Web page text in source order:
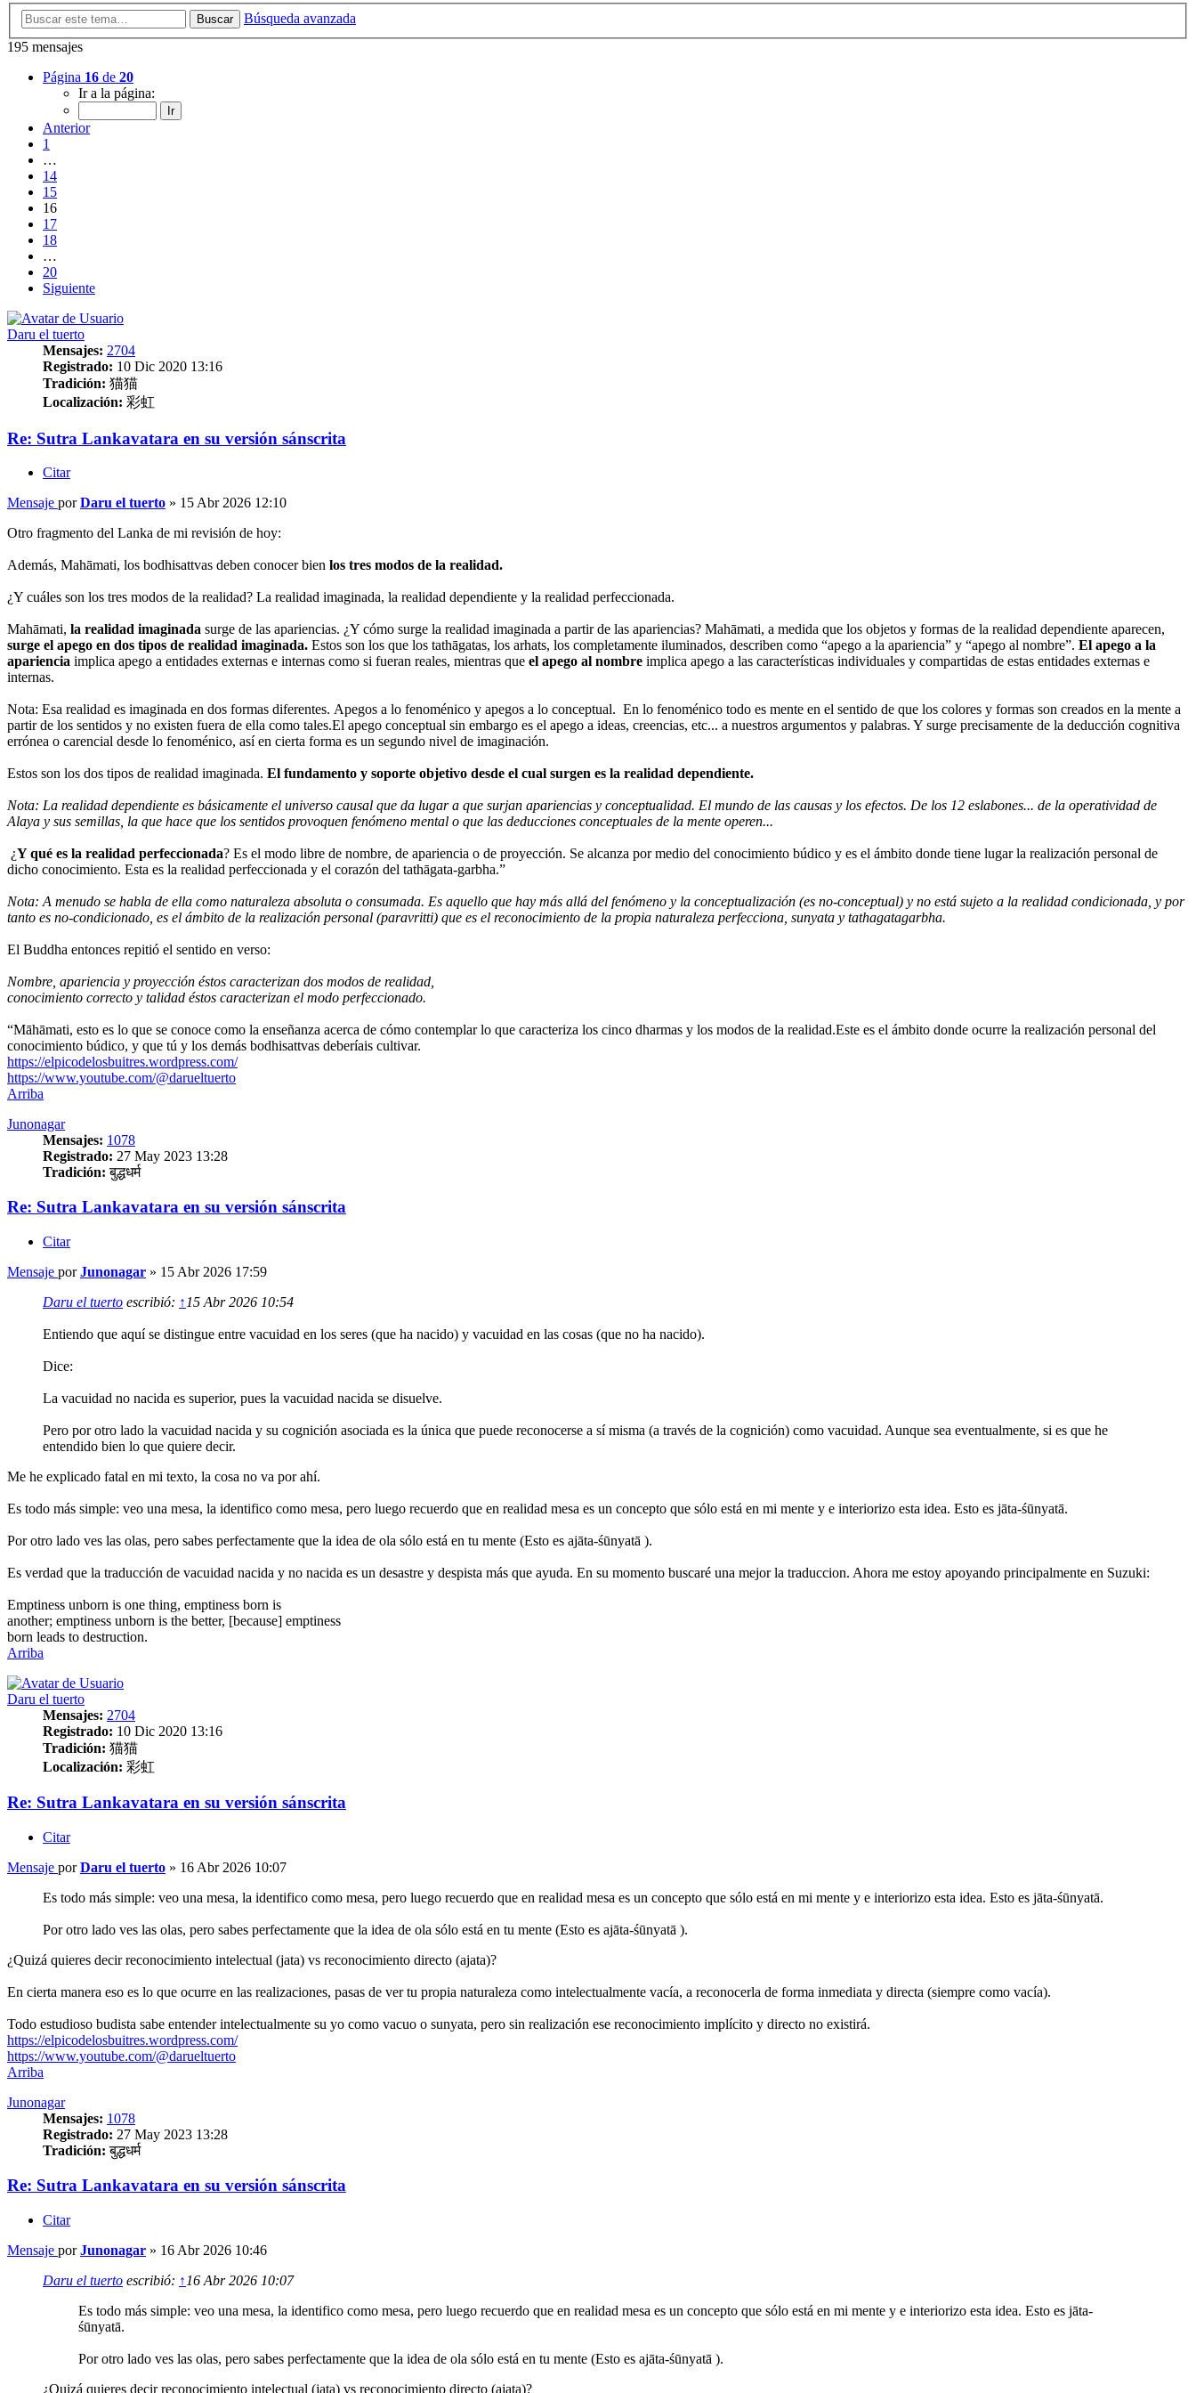
Buscar
Búsqueda avanzada
195 mensajes
Página 16 de 20
Ir a la página:
Anterior
1
…
14
15
16
17
18
…
20
Siguiente
Daru el tuerto
Mensajes: 2704
Registrado: 10 Dic 2020 13:16
Tradición: 猫猫
Localización: 彩虹
Re: Sutra Lankavatara en su versión sánscrita
Citar
Mensaje porDaru el tuerto » 15 Abr 2026 12:10
Otro fragmento del Lanka de mi revisión de hoy:
Además, Mahāmati, los bodhisattvas deben conocer bien los tres modos de la realidad.
¿Y cuáles son los tres modos de la realidad? La realidad imaginada, la realidad dependiente y la realidad perfeccionada.
Mahāmati, la realidad imaginada surge de las apariencias. ¿Y cómo surge la realidad imaginada a partir de las apariencias? Mahāmati, a medida que los objetos y formas de la realidad dependiente aparecen,
surge el apego en dos tipos de realidad imaginada. Estos son los que los tathāgatas, los arhats, los completamente iluminados, describen como “apego a la apariencia” y “apego al nombre”. El apego a la
apariencia implica apego a entidades externas e internas como si fueran reales, mientras que el apego al nombre implica apego a las características individuales y compartidas de estas entidades externas e
internas.
Nota: Esa realidad es imaginada en dos formas diferentes. Apegos a lo fenoménico y apegos a lo conceptual. En lo fenoménico todo es mente en el sentido de que los colores y formas son creados en la mente a
partir de los sentidos y no existen fuera de ella como tales.El apego conceptual sin embargo es el apego a ideas, creencias, etc... a nuestros argumentos y palabras. Y surge precisamente de la deducción cognitiva
errónea o carencial desde lo fenoménico, así en cierta forma es un segundo nivel de imaginación.
Estos son los dos tipos de realidad imaginada. El fundamento y soporte objetivo desde el cual surgen es la realidad dependiente.
Nota: La realidad dependiente es básicamente el universo causal que da lugar a que surjan apariencias y conceptualidad. El mundo de las causas y los efectos. De los 12 eslabones... de la operatividad de
Alaya y sus semillas, la que hace que los sentidos provoquen fenómeno mental o que las deducciones conceptuales de la mente operen...
¿Y qué es la realidad perfeccionada? Es el modo libre de nombre, de apariencia o de proyección. Se alcanza por medio del conocimiento búdico y es el ámbito donde tiene lugar la realización personal de
dicho conocimiento. Esta es la realidad perfeccionada y el corazón del tathāgata-garbha.”
Nota: A menudo se habla de ella como naturaleza absoluta o consumada. Es aquello que hay más allá del fenómeno y la conceptualización (es no-conceptual) y no está sujeto a la realidad condicionada, y por
tanto es no-condicionado, es el ámbito de la realización personal (paravritti) que es el reconocimiento de la propia naturaleza perfecciona, sunyata y tathagatagarbha.
El Buddha entonces repitió el sentido en verso:
Nombre, apariencia y proyección éstos caracterizan dos modos de realidad,
conocimiento correcto y talidad éstos caracterizan el modo perfeccionado.
“Māhāmati, esto es lo que se conoce como la enseñanza acerca de cómo contemplar lo que caracteriza los cinco dharmas y los modos de la realidad.Este es el ámbito donde ocurre la realización personal del
conocimiento búdico, y que tú y los demás bodhisattvas deberíais cultivar.
https://elpicodelosbuitres.wordpress.com/
https://www.youtube.com/@darueltuerto
Arriba
Junonagar
Mensajes: 1078
Registrado: 27 May 2023 13:28
Tradición: बुद्धधर्म
Re: Sutra Lankavatara en su versión sánscrita
Citar
Mensaje porJunonagar » 15 Abr 2026 17:59
Daru el tuerto escribió: ↑ 15 Abr 2026 10:54
Entiendo que aquí se distingue entre vacuidad en los seres (que ha nacido) y vacuidad en las cosas (que no ha nacido).
Dice:
La vacuidad no nacida es superior, pues la vacuidad nacida se disuelve.
Pero por otro lado la vacuidad nacida y su cognición asociada es la única que puede reconocerse a sí misma (a través de la cognición) como vacuidad. Aunque sea eventualmente, si es que he
entendido bien lo que quiere decir.
Me he explicado fatal en mi texto, la cosa no va por ahí.
Es todo más simple: veo una mesa, la identifico como mesa, pero luego recuerdo que en realidad mesa es un concepto que sólo está en mi mente y e interiorizo esta idea. Esto es jāta-śūnyatā.
Por otro lado ves las olas, pero sabes perfectamente que la idea de ola sólo está en tu mente (Esto es ajāta-śūnyatā ).
Es verdad que la traducción de vacuidad nacida y no nacida es un desastre y despista más que ayuda. En su momento buscaré una mejor la traduccion. Ahora me estoy apoyando principalmente en Suzuki:
Emptiness unborn is one thing, emptiness born is
another; emptiness unborn is the better, [because] emptiness
born leads to destruction.
Arriba
Daru el tuerto
Mensajes: 2704
Registrado: 10 Dic 2020 13:16
Tradición: 猫猫
Localización: 彩虹
Re: Sutra Lankavatara en su versión sánscrita
Citar
Mensaje porDaru el tuerto » 16 Abr 2026 10:07
Es todo más simple: veo una mesa, la identifico como mesa, pero luego recuerdo que en realidad mesa es un concepto que sólo está en mi mente y e interiorizo esta idea. Esto es jāta-śūnyatā.
Por otro lado ves las olas, pero sabes perfectamente que la idea de ola sólo está en tu mente (Esto es ajāta-śūnyatā ).
¿Quizá quieres decir reconocimiento intelectual (jata) vs reconocimiento directo (ajata)?
En cierta manera eso es lo que ocurre en las realizaciones, pasas de ver tu propia naturaleza como intelectualmente vacía, a reconocerla de forma inmediata y directa (siempre como vacía).
Todo estudioso budista sabe entender intelectualmente su yo como vacuo o sunyata, pero sin realización ese reconocimiento implícito y directo no existirá.
https://elpicodelosbuitres.wordpress.com/
https://www.youtube.com/@darueltuerto
Arriba
Junonagar
Mensajes: 1078
Registrado: 27 May 2023 13:28
Tradición: बुद्धधर्म
Re: Sutra Lankavatara en su versión sánscrita
Citar
Mensaje porJunonagar » 16 Abr 2026 10:46
Daru el tuerto escribió: ↑ 16 Abr 2026 10:07
Es todo más simple: veo una mesa, la identifico como mesa, pero luego recuerdo que en realidad mesa es un concepto que sólo está en mi mente y e interiorizo esta idea. Esto es jāta-
śūnyatā.
Por otro lado ves las olas, pero sabes perfectamente que la idea de ola sólo está en tu mente (Esto es ajāta-śūnyatā ).
¿Quizá quieres decir reconocimiento intelectual (jata) vs reconocimiento directo (ajata)?